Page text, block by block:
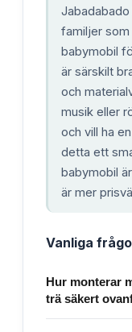
familjer som
babymobil
är särskilt
och
musik eller
och vill ha
detta ett
babymobil
är mer
Vanliga
Hur monterar
trä säkert